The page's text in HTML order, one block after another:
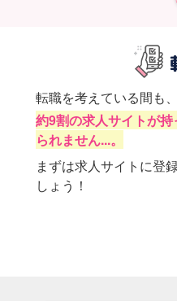
転職を考えている間も
約9割の求人サイトが
られません...。
まずは求人サイトに登
しょう！